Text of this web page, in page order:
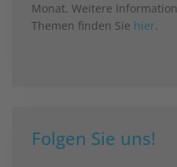
Monat. Weitere
Themen finden Sie hier.
Folgen Sie uns!